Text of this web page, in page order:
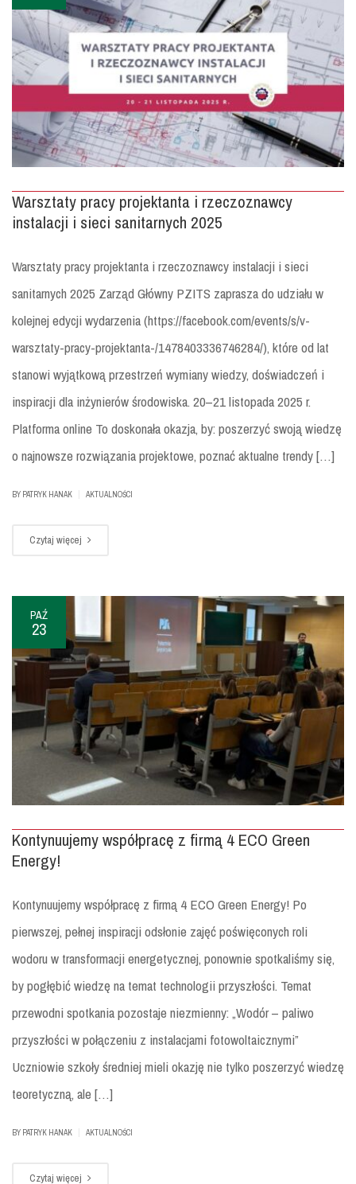
Warsztaty pracy projektanta i rzeczoznawcy
instalacji i sieci sanitarnych 2025
Warsztaty pracy projektanta i rzeczoznawcy instalacji i sieci
sanitarnych 2025 Zarząd Główny PZITS zaprasza do udziału w
kolejnej edycji wydarzenia (https://facebook.com/events/s/v-
warsztaty-pracy-projektanta-/1478403336746284/), które od lat
stanowi wyjątkową przestrzeń wymiany wiedzy, doświadczeń i
inspiracji dla inżynierów środowiska. 20–21 listopada 2025 r.
Platforma online To doskonała okazja, by: poszerzyć swoją wiedzę
o najnowsze rozwiązania projektowe, poznać aktualne trendy […]
BY PATRYK HANAK AKTUALNOŚCI
Czytaj więcej
PAŹ
23
Kontynuujemy współpracę z firmą 4 ECO Green
Energy!
Kontynuujemy współpracę z firmą 4 ECO Green Energy! Po
pierwszej, pełnej inspiracji odsłonie zajęć poświęconych roli
wodoru w transformacji energetycznej, ponownie spotkaliśmy się,
by pogłębić wiedzę na temat technologii przyszłości. Temat
przewodni spotkania pozostaje niezmienny: „Wodór – paliwo
przyszłości w połączeniu z instalacjami fotowoltaicznymi”
Uczniowie szkoły średniej mieli okazję nie tylko poszerzyć wiedzę
teoretyczną, ale […]
BY PATRYK HANAK AKTUALNOŚCI
Czytaj więcej